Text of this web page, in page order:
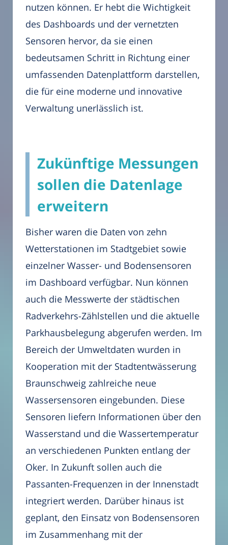
nutzen können. Er hebt die Wichtigkeit
des Dashboards und der vernetzten
Sensoren hervor, da sie einen
bedeutsamen Schritt in Richtung einer
umfassenden Datenplattform darstellen,
die für eine moderne und innovative
Verwaltung unerlässlich ist.
Zukünftige Messungen
sollen die Datenlage
erweitern
Bisher waren die Daten von zehn
Wetterstationen im Stadtgebiet sowie
einzelner Wasser- und Bodensensoren
im Dashboard verfügbar. Nun können
auch die Messwerte der städtischen
Radverkehrs-Zählstellen und die aktuelle
Parkhausbelegung abgerufen werden. Im
Bereich der Umweltdaten wurden in
Kooperation mit der Stadtentwässerung
Braunschweig zahlreiche neue
Wassersensoren eingebunden. Diese
Sensoren liefern Informationen über den
Wasserstand und die Wassertemperatur
an verschiedenen Punkten entlang der
Oker. In Zukunft sollen auch die
Passanten-Frequenzen in der Innenstadt
integriert werden. Darüber hinaus ist
geplant, den Einsatz von Bodensensoren
im Zusammenhang mit der